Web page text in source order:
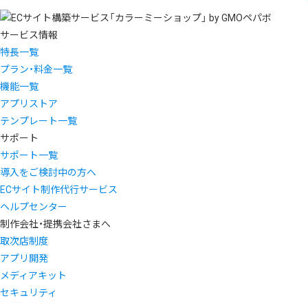
サービス情報
特長一覧
プラン・料金一覧
機能一覧
アプリストア
テンプレート一覧
サポート
サポート一覧
導入をご検討中の方へ
ECサイト制作代行サービス
ヘルプセンター
制作会社・提携会社さまへ
取次店制度
アプリ開発
メディアキット
セキュリティ